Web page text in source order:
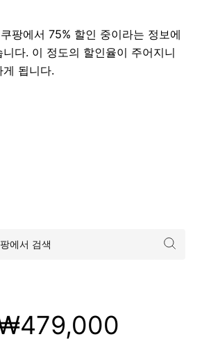
팡에서 75% 할인 중이라는 정보에
다. 이 정도의 할인율이 주어지니
됩니다.